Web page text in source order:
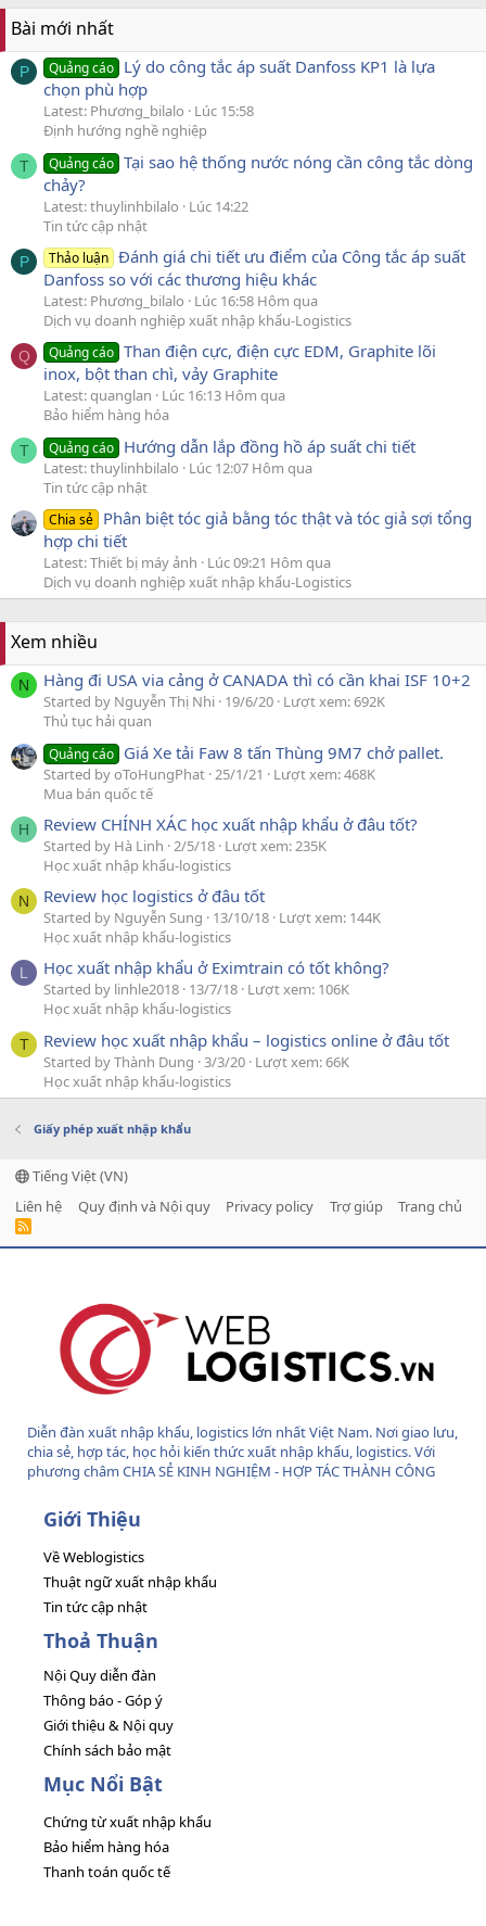
Bài mới nhất
P Quảng cáo Lý do công tắc áp suất Danfoss KP1 là lựa
chọn phù hợp
Latest: Phương_bilalo
Lúc 15:58
Định hướng nghề nghiệp
T Quảng cáo Tại sao hệ thống nước nóng cần công tắc dòng
chảy?
Latest: thuylinhbilalo
Lúc 14:22
Tin tức cập nhật
P Thảo luận Đánh giá chi tiết ưu điểm của Công tắc áp suất
Danfoss so với các thương hiệu khác
Latest: Phương_bilalo
Lúc 16:58 Hôm qua
Dịch vụ doanh nghiệp xuất nhập khẩu-Logistics
Q Quảng cáo Than điện cực, điện cực EDM, Graphite lõi
inox, bột than chì, vảy Graphite
Latest: quanglan
Lúc 16:13 Hôm qua
Bảo hiểm hàng hóa
T Quảng cáo Hướng dẫn lắp đồng hồ áp suất chi tiết
Latest: thuylinhbilalo
Lúc 12:07 Hôm qua
Tin tức cập nhật
Chia sẻ Phân biệt tóc giả bằng tóc thật và tóc giả sợi tổng
hợp chi tiết
Latest: Thiết bị máy ảnh
Lúc 09:21 Hôm qua
Dịch vụ doanh nghiệp xuất nhập khẩu-Logistics
Xem nhiều
N Hàng đi USA via cảng ở CANADA thì có cần khai ISF 10+2
Started by Nguyễn Thị Nhi 19/6/20 Lượt xem: 692K
Thủ tục hải quan
Quảng cáo Giá Xe tải Faw 8 tấn Thùng 9M7 chở pallet.
Started by oToHungPhat 25/1/21
Lượt xem: 468K
Mua bán quốc tế
H Review CHÍNH XÁC học xuất nhập khẩu ở đâu tốt?
Started by Hà Linh 2/5/18 Lượt xem: 235K
Học xuất nhập khẩu-logistics
N Review học logistics ở đâu tốt
Started by Nguyễn Sung 13/10/18 Lượt xem: 144K
Học xuất nhập khẩu-logistics
L Học xuất nhập khẩu ở Eximtrain có tốt không?
Started by linhle2018 13/7/18 Lượt xem: 106K
Học xuất nhập khẩu-logistics
T Review học xuất nhập khẩu – logistics online ở đâu tốt
Started by Thành Dung 3/3/20 Lượt xem: 66K
Học xuất nhập khẩu-logistics
Giấy phép xuất nhập khẩu
Tiếng Việt (VN)
Liên hệ
Quy định và Nội quy Privacy policy Trợ giúp Trang chủ
R
Diễn đàn xuất nhập khẩu, logistics lớn nhất Việt Nam. Nơi giao lưu,
chia sẻ, hợp tác, học hỏi kiến thức xuất nhập khẩu, logistics. Với
phương châm CHIA SẺ KINH NGHIỆM - HỢP TÁC THÀNH CÔNG
Giới Thiệu
Về Weblogistics
Thuật ngữ xuất nhập khẩu
Tin tức cập nhật
Thoả Thuận
Nội Quy diễn đàn
Thông báo - Góp ý
Giới thiệu & Nội quy
Chính sách bảo mật
Mục Nổi Bật
Chứng từ xuất nhập khẩu
Bảo hiểm hàng hóa
Thanh toán quốc tế